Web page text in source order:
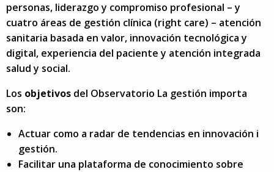
personas, liderazgo y compromiso profesional – y
cuatro áreas de gestión clínica (right care) – atención
sanitaria basada en valor, innovación tecnológica y
digital, experiencia del paciente y atención integrada
salud y social.
Los objetivos del Observatorio La gestión importa
son:
Actuar como a radar de tendencias en innovación i
gestión.
Facilitar una plataforma de conocimiento sobre